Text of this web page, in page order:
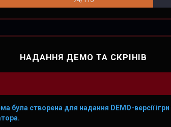
НАДАННЯ ДЕМО ТА СКРІНІВ
була створена для надання DEMO-версії